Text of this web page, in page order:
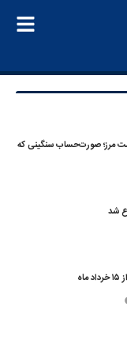
مرز؛ صورت‌حساب سنگینی که
شد